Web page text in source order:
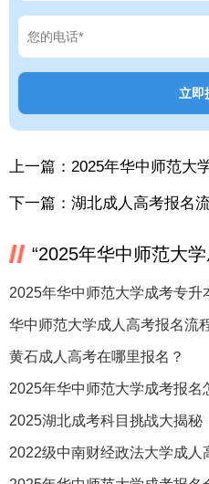
上一篇： 2025年华中师范大学
下一篇： 湖北成人高考报名
黄石成人高考在哪里报名？